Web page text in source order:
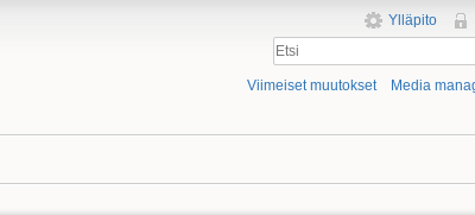
Ylläpito
Viimeiset muutokset Media